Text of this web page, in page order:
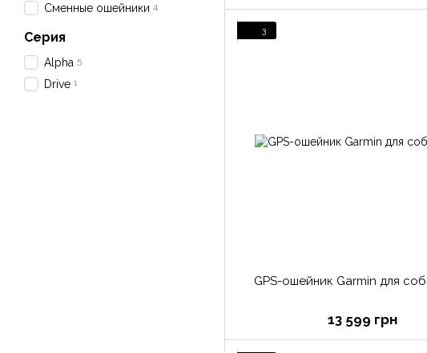
3
GPS-ошейник Garmin для
13 599 грн
Сменные ошейники 4
Серия
Alpha 5
Drive 1